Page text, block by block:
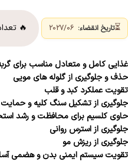
⏳تاریخ انقضاء: 🔥
غذایی کامل و متعادل مناسب برای
حذف و جلوگیری از گلوله های مویی
تقویت عملکرد کبد و قلب
جلوگیری از تشکیل سنگ کلیه و حمایت
حاوی کلسیم برای محافظت و رشد
جلوگیری از استرس روانی
جلوگیری از ریزش مو
تقویت سیستم ایمنی بدن و هضمی